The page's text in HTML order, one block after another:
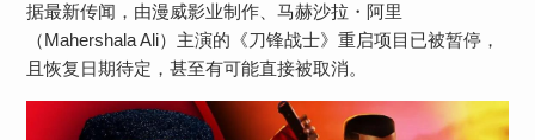
据最新传闻，由漫威影业制作、马赫沙拉・阿里
（Mahershala Ali）主演的《刀锋战士》重启项目已被暂停，
且恢复日期待定，甚至有可能直接被取消。